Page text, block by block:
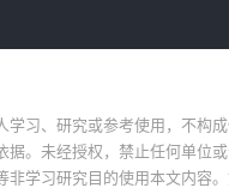
学习、研究或参考使用，不构成
据。未经授权，禁止任何单位
非学习研究目的使用本文内容